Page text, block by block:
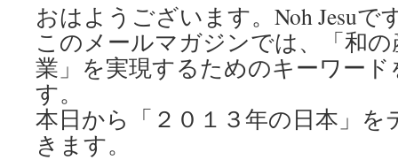
おはようございます。Noh Jesuで
このメールマガジンでは、「和
業」を実現するためのキーワー
す。
本日から「２０１３年の日本」を
きます。